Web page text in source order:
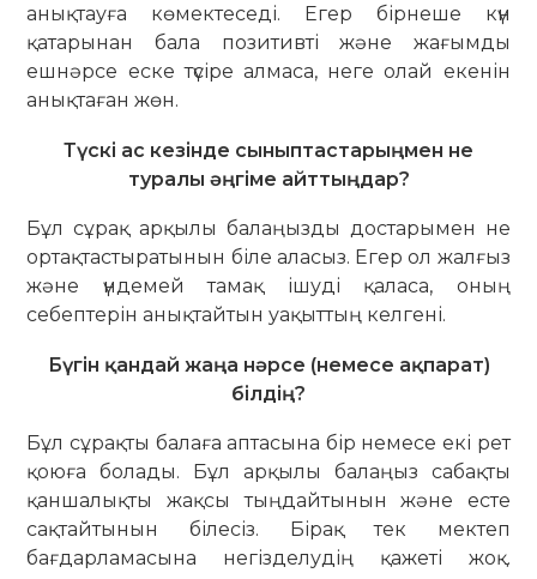
анықтауға көмектеседі. Егер бірнеше күн
қатарынан бала позитивті және жағымды
ешнәрсе еске түсіре алмаса, неге олай екенін
анықтаған жөн.
Түскі ас кезінде сыныптастарыңмен не
туралы әңгіме айттыңдар?
Бұл сұрақ арқылы балаңызды достарымен не
ортақтастыратынын біле аласыз. Егер ол жалғыз
және үндемей тамақ ішуді қаласа, оның
себептерін анықтайтын уақыттың келгені.
Бүгін қандай жаңа нәрсе (немесе ақпарат)
білдің?
Бұл сұрақты балаға аптасына бір немесе екі рет
қоюға болады. Бұл арқылы балаңыз сабақты
қаншалықты жақсы тыңдайтынын және есте
сақтайтынын білесіз. Бірақ тек мектеп
бағдарламасына негізделудің қажеті жоқ.